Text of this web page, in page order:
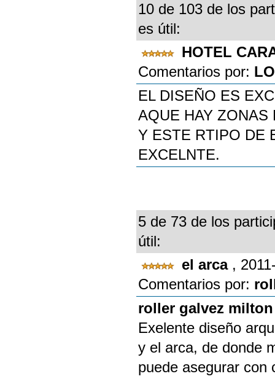
10 de 103 de los
es útil:
HOTEL
Comentarios por:
EL DISEÑO ES
AQUE HAY ZONAS
Y ESTE RTIPO DE
EXCELNTE.
5 de 73 de los
útil:
el arca ,
Comentarios por:
roller galvez milton
Exelente diseño
y el arca, de donde
puede asegurar con